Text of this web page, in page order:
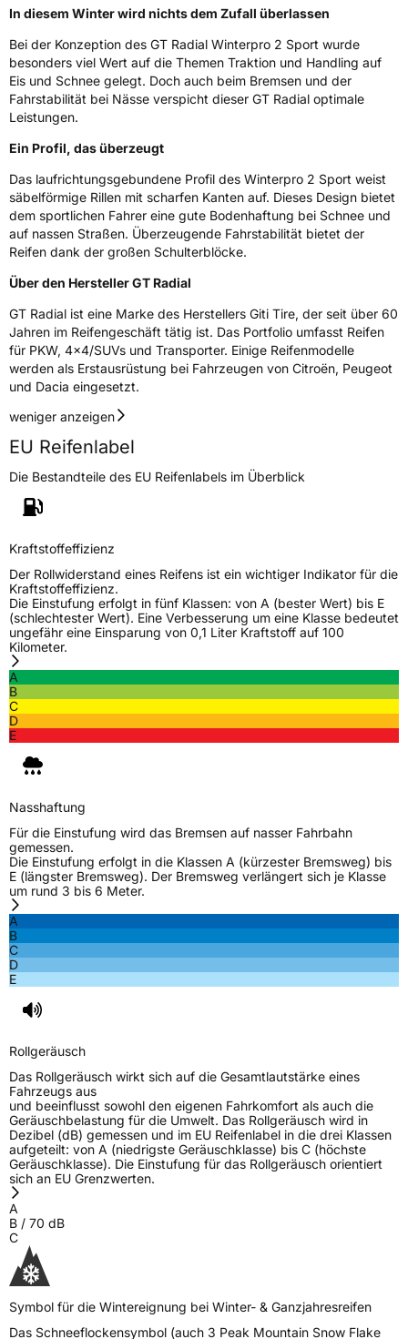
EPREL ID 2076489
Allgemeine Produktsicherheit (GPSR)
HerstellerkontaktGiti Tire Deutschland GmbH, Giti Tire
Deutschland GmbH Hollerithallee 18a 30419
In diesem Winter wird nichts dem Zufall überlassen
Bei der Konzeption des GT Radial Winterpro 2 Sport wurde
besonders viel Wert auf die Themen Traktion und Handling auf
Eis und Schnee gelegt. Doch auch beim Bremsen und der
Fahrstabilität bei Nässe verspicht dieser GT Radial optimale
Leistungen.
Ein Profil, das überzeugt
Das laufrichtungsgebundene Profil des Winterpro 2 Sport weist
säbelförmige Rillen mit scharfen Kanten auf. Dieses Design bietet
dem sportlichen Fahrer eine gute Bodenhaftung bei Schnee und
auf nassen Straßen. Überzeugende Fahrstabilität bietet der
Reifen dank der großen Schulterblöcke.
Über den Hersteller GT Radial
GT Radial ist eine Marke des Herstellers Giti Tire, der seit über 60
Jahren im Reifengeschäft tätig ist. Das Portfolio umfasst Reifen
für PKW, 4x4/SUVs und Transporter. Einige Reifenmodelle
werden als Erstausrüstung bei Fahrzeugen von Citroën, Peugeot
und Dacia eingesetzt.
weniger anzeigen
EU Reifenlabel
Die Bestandteile des EU Reifenlabels im Überblick
Kraftstoffeffizienz
Der Rollwiderstand eines Reifens ist ein wichtiger Indikator für die
Kraftstoffeffizienz.
Die Einstufung erfolgt in fünf Klassen: von A (bester Wert) bis E
(schlechtester Wert). Eine Verbesserung um eine Klasse bedeutet
ungefähr eine Einsparung von 0,1 Liter Kraftstoff auf 100
Kilometer.
A
B
C
D
E
Nasshaftung
Für die Einstufung wird das Bremsen auf nasser Fahrbahn
gemessen.
Die Einstufung erfolgt in die Klassen A (kürzester Bremsweg) bis
E (längster Bremsweg). Der Bremsweg verlängert sich je Klasse
um rund 3 bis 6 Meter.
A
B
C
D
E
Rollgeräusch
Das Rollgeräusch wirkt sich auf die Gesamtlautstärke eines
Fahrzeugs aus
und beeinflusst sowohl den eigenen Fahrkomfort als auch die
Geräuschbelastung für die Umwelt. Das Rollgeräusch wird in
Dezibel (dB) gemessen und im EU Reifenlabel in die drei Klassen
aufgeteilt: von A (niedrigste Geräuschklasse) bis C (höchste
Geräuschklasse). Die Einstufung für das Rollgeräusch orientiert
sich an EU Grenzwerten.
A
B / 70 dB
C
Symbol für die Wintereignung bei Winter- & Ganzjahresreifen
Das Schneeflockensymbol (auch 3 Peak Mountain Snow Flake